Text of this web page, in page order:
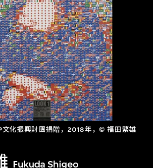
文化振興財團捐贈，2018年，© 福田繁雄
Fukuda Shigeo
品
级的二十及二十一世纪视觉